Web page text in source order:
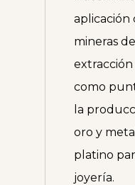
aplicación
mineras
extracción
como
la
oro y
platino
joyería.